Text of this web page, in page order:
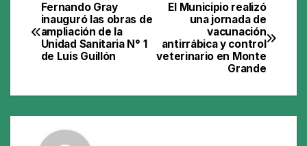
Navegación
de
El Municipio realizó
una jornada de
vacunación
antirrábica y control
veterinario en Monte
Grande
Fernando Gray
inauguró las obras de
ampliación de la
Unidad Sanitaria N° 1
de Luis Guillón